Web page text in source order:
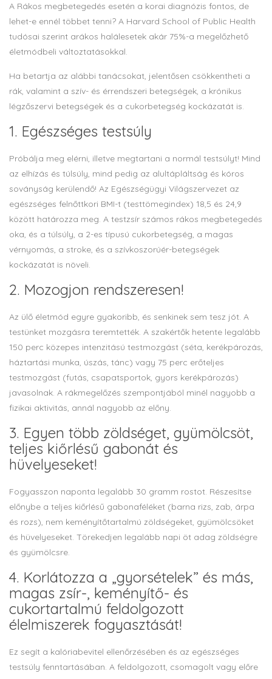
A Rákos megbetegedés esetén a korai diagnózis fontos, de
lehet-e ennél többet tenni? A Harvard School of Public Health
tudósai szerint arákos halálesetek akár 75%-a megelőzhető
életmódbeli változtatásokkal.
Ha betartja az alábbi tanácsokat, jelentősen csökkentheti a
rák, valamint a szív- és érrendszeri betegségek, a krónikus
légzőszervi betegségek és a cukorbetegség kockázatát is.
1. Egészséges testsúly
Próbálja meg elérni, illetve megtartani a normál testsúlyt! Mind
az elhízás és túlsúly, mind pedig az alultápláltság és kóros
soványság kerülendő! Az Egészségügyi Világszervezet az
egészséges felnőttkori BMI-t (testtömegindex) 18,5 és 24,9
között határozza meg. A testzsír számos rákos megbetegedés
oka, és a túlsúly, a 2-es típusú cukorbetegség, a magas
vérnyomás, a stroke, és a szívkoszorúér-betegségek
kockázatát is növeli.
2. Mozogjon rendszeresen!
Az ülő életmód egyre gyakoribb, és senkinek sem tesz jót. A
testünket mozgásra teremtették. A szakértők hetente legalább
150 perc közepes intenzitású testmozgást (séta, kerékpározás,
háztartási munka, úszás, tánc) vagy 75 perc erőteljes
testmozgást (futás, csapatsportok, gyors kerékpározás)
javasolnak. A rákmegelőzés szempontjából minél nagyobb a
fizikai aktivitás, annál nagyobb az előny.
3. Egyen több zöldséget, gyümölcsöt,
teljes kiőrlésű gabonát és
hüvelyeseket!
Fogyasszon naponta legalább 30 gramm rostot. Részesítse
előnybe a teljes kiőrlésű gabonaféléket (barna rizs, zab, árpa
és rozs), nem keményítőtartalmú zöldségeket, gyümölcsöket
és hüvelyeseket. Törekedjen legalább napi öt adag zöldségre
és gyümölcsre.
4. Korlátozza a „gyorsételek” és más,
magas zsír-, keményítő- és
cukortartalmú feldolgozott
élelmiszerek fogyasztását!
Ez segít a kalóriabevitel ellenőrzésében és az egészséges
testsúly fenntartásában. A feldolgozott, csomagolt vagy előre